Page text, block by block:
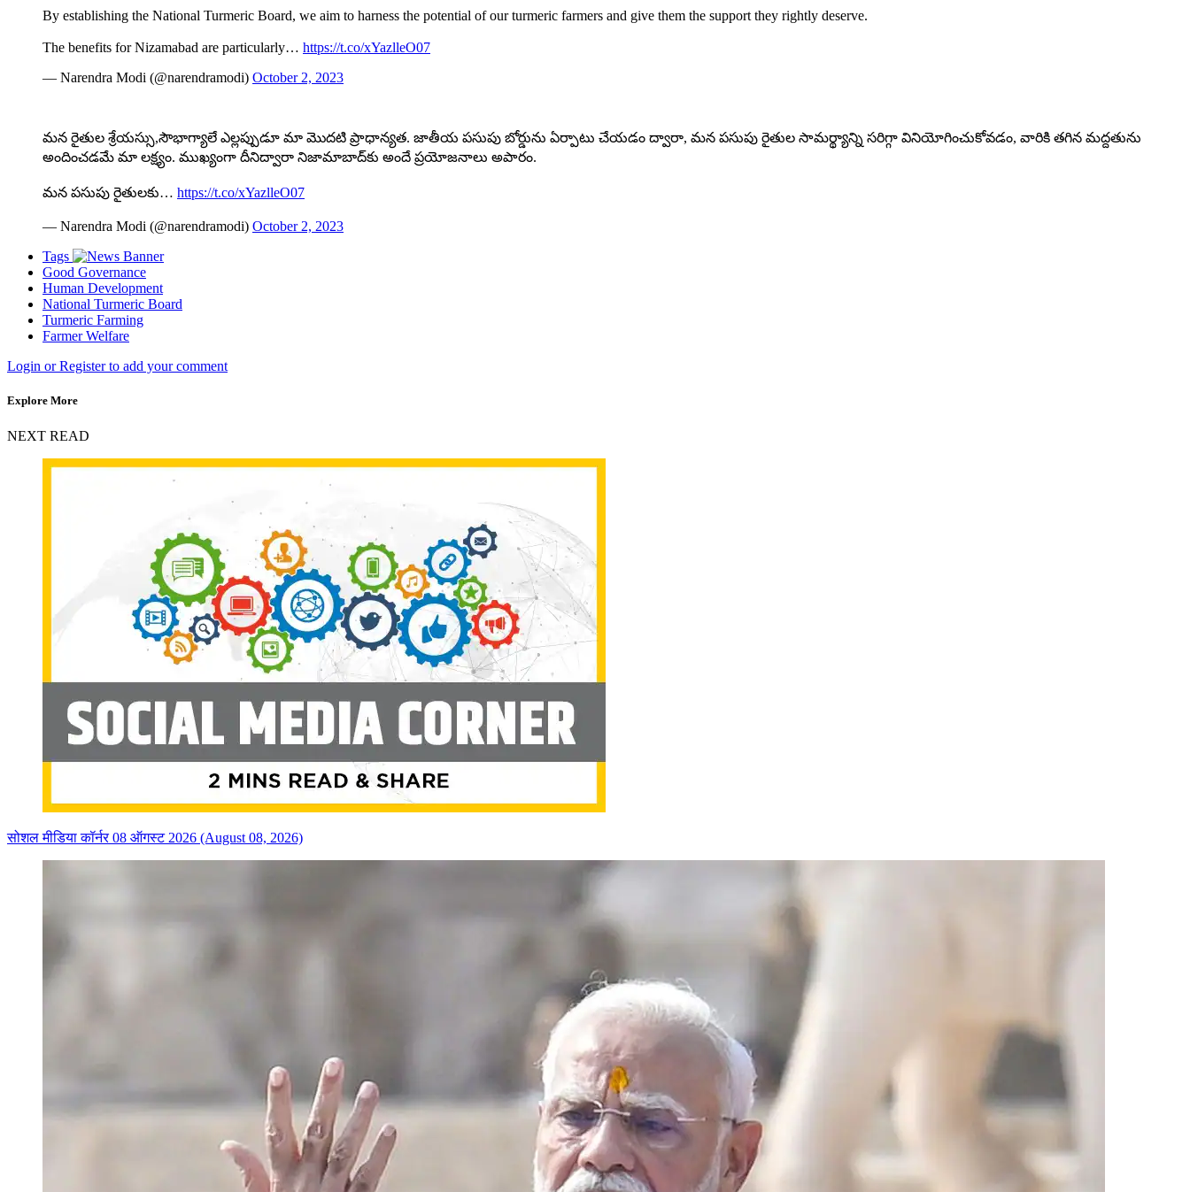
By establishing the National Turmeric Board, we aim to harness the potential of our turmeric farmers and give them the support they rightly deserve.
The benefits for Nizamabad are particularly… https://t.co/xYazlleO07
— Narendra Modi (@narendramodi) October 2, 2023
మన రైతుల శ్రేయస్సు,సౌభాగ్యాలే ఎల్లప్పుడూ మా మొదటి ప్రాధాన్యత. జాతీయ పసుపు బోర్డు‌ను ఏర్పాటు చేయడం ద్వారా, మన పసుపు రైతుల సామర్థ్యాన్ని సరిగ్గా వినియోగించుకోవడం, వారికి తగిన మద్దతును
అందించడమే మా లక్ష్యం. ముఖ్యంగా దీనిద్వారా నిజామాబాద్‌కు అందే ప్రయోజనాలు అపారం.
మన పసుపు రైతులకు… https://t.co/xYazlleO07
— Narendra Modi (@narendramodi) October 2, 2023
Tags
Good Governance
Human Development
National Turmeric Board
Turmeric Farming
Farmer Welfare
Login or Register to add your comment
Explore More
NEXT READ
सोशल मीडिया कॉर्नर 08 ऑगस्ट 2026 (August 08, 2026)